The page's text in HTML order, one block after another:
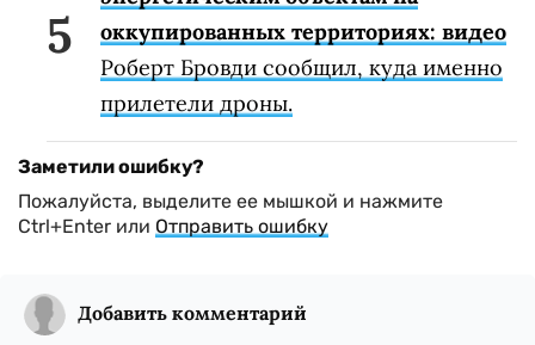
оккупированных территориях: видео
Роберт Бровди сообщил, куда именно
прилетели дроны.
Заметили ошибку?
Пожалуйста, выделите ее мышкой и нажмите
Ctrl+Enter или Отправить ошибку
Добавить комментарий